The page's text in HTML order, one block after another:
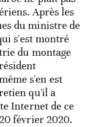
Après les
du ministre de
s'est montré
du montage
s'en est
qu'il a
Internet de ce
février 2020.